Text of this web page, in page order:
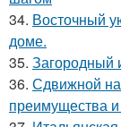
34. Восточный
доме.
35. Загородный
36. Сдвижной
преимущества